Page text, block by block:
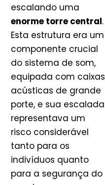
escalando uma
enorme torre central.
Esta estrutura era um
componente crucial
do sistema de som,
equipada com caixas
acústicas de grande
porte, e sua escalada
representava um
risco considerável
tanto para os
indivíduos quanto
para a segurança do